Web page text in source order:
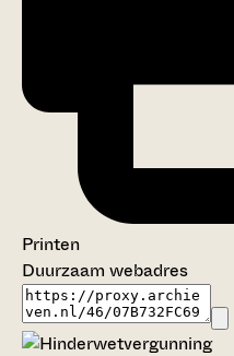
Printen
Duurzaam webadres